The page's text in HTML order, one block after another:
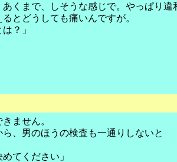
くまで、しそうな感じで。やっぱり違
とどうしても痛いんですが。
？」
ません。
、男のほうの検査も一通りしないと
てください」